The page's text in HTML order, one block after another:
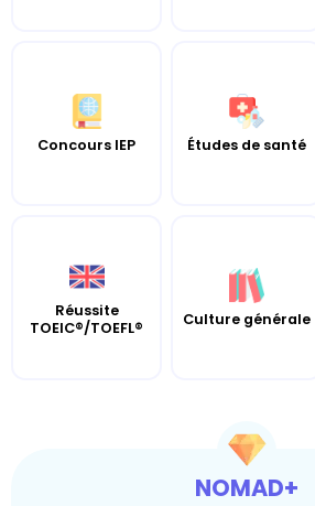
Concours IEP Études de santé
Réussite
TOEIC®/TOEFL®
Culture générale
NOMAD+